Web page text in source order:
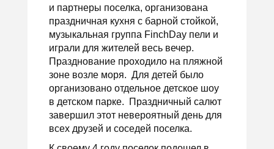
и партнеры поселка, организована
праздничная кухня с барной стойкой,
музыкальная группа FinchDay пели и
играли для жителей весь вечер.
Празднование проходило на пляжной
зоне возле моря. Для детей было
организовано отдельное детское шоу
в детском парке. Праздничный салют
завершил этот невероятный день для
всех друзей и соседей поселка.